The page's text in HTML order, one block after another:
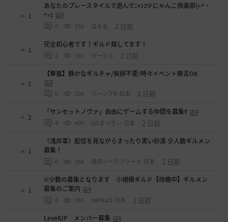
1
あなたのプレースタイルで遊んでﾆｬﾝｺ💛にゃんこ倶楽部(=^・
^=)
0 330 ぱるる 2 日前
1
完全初心者です！ギルド探してます！
2 391 けーとら 2 日前
1
【華嵐】静かなギルチャ/挨拶不要/時々イベント無言OK
0 336 リーシアR-日本 2 日前
2
「サンセットノヴァ」自由にゲームする仲間を募集‼️
4 400 GDまっきぃ-日本 2 日前
1
〈浅井軍〉配信を見ながらまったり黒い砂漠 少人数ギルメン
募集！
0 358 浅井ジークフリード-日本 2 日前
1
※少数の募集となります 小規模ギルド【待機中】ギルメン
募集のご案内
0 383 saltNaCl-日本 2 日前
LevelUP メンバー募集